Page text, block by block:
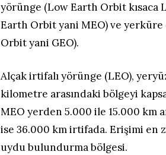
yörünge (Low Earth Orbit kısaca
Earth Orbit yani MEO) ve
Orbit yani GEO).
Alçak irtifalı yörünge (LEO),
kilometre arasındaki bölgeyi
MEO yerden 5.000 ile 15.000 km
ise 36.000 km irtifada. Erişimi en
uydu bulundurma bölgesi.